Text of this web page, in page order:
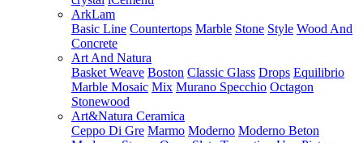
ArkLam
Basic Line Countertops Marble Stone Style Wood And
Concrete
Art And Natura
Basket Weave Boston Classic Glass Drops Equilibrio
Marble Mosaic Mix Murano Specchio Octagon
Stonewood
Art&Natura Ceramica
Ceppo Di Gre Marmo Moderno Moderno Beton